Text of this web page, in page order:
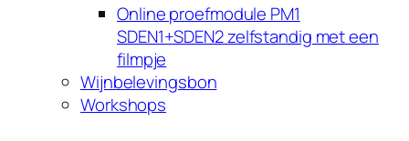
Online proefmodule PM1
SDEN1+SDEN2 zelfstandig met een
filmpje
Wijnbelevingsbon
Workshops